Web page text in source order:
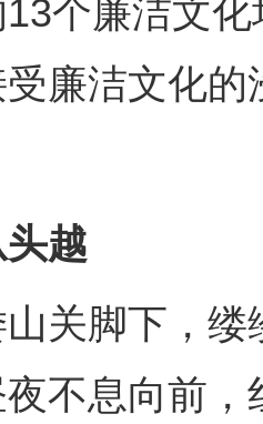
个廉洁文
廉洁文化的
越
脚下，缕
不息向前